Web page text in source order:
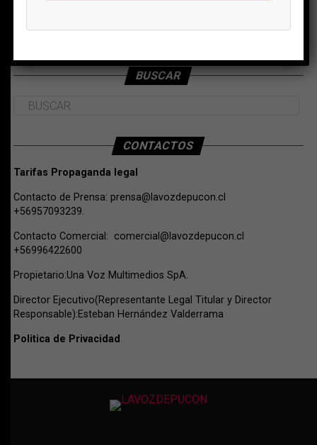
BUSCAR
CONTACTOS
Tarifas Propaganda legal
Contacto de Prensa: prensa@lavozdepucon.cl
+56957093239.
Contacto Comercial: comercial@lavozdepucon.cl
+56996422600
Propietario:Una Voz Multimedios SpA.
Director Ejecutivo(Representante Legal Titular y Director
Responsable):Esteban Hernández Valderrama
Politica de Privacidad